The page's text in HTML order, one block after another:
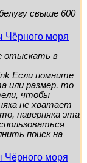
свыше 600
Чёрного моря
отыскать в
Если помните
или размер, то
чтобы
не хватает
наверняка эта
поиск на
Чёрного моря